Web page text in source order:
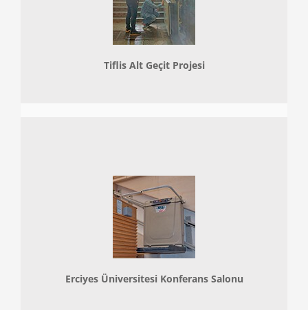
Tiflis Alt Geçit Projesi
Erciyes Üniversitesi Konferans Salonu